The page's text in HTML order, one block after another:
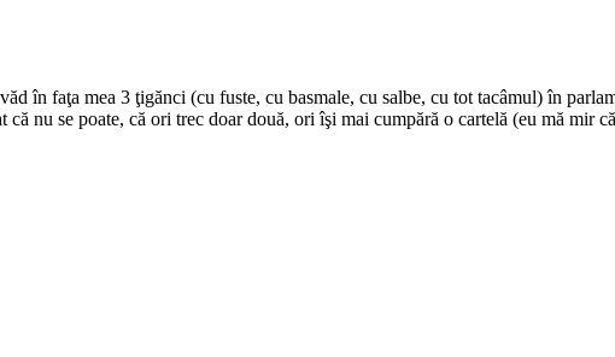
în faţa mea 3 ţigănci (cu fuste, cu basmale, cu salbe, cu tot tacâmul) în
nu se poate, că ori trec doar două, ori îşi mai cumpără o cartelă (eu mă mir